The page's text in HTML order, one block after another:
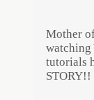
Mother
watching
tutorials